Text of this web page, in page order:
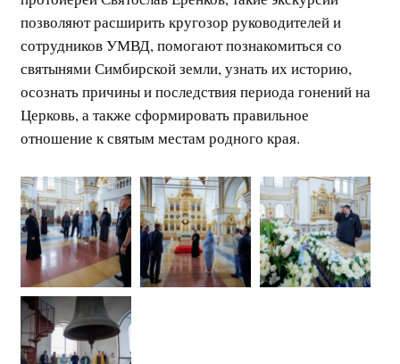
позволяют расширить кругозор руководителей и
сотрудников УМВД, помогают познакомиться со
святынями Симбирской земли, узнать их историю,
осознать причины и последствия периода гонений на
Церковь, а также сформировать правильное
отношение к святым местам родного края.